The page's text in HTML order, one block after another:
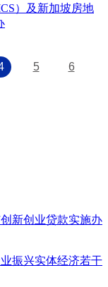
）及新加坡房地
5
6
新创业贷款实施办
振兴实体经济若干